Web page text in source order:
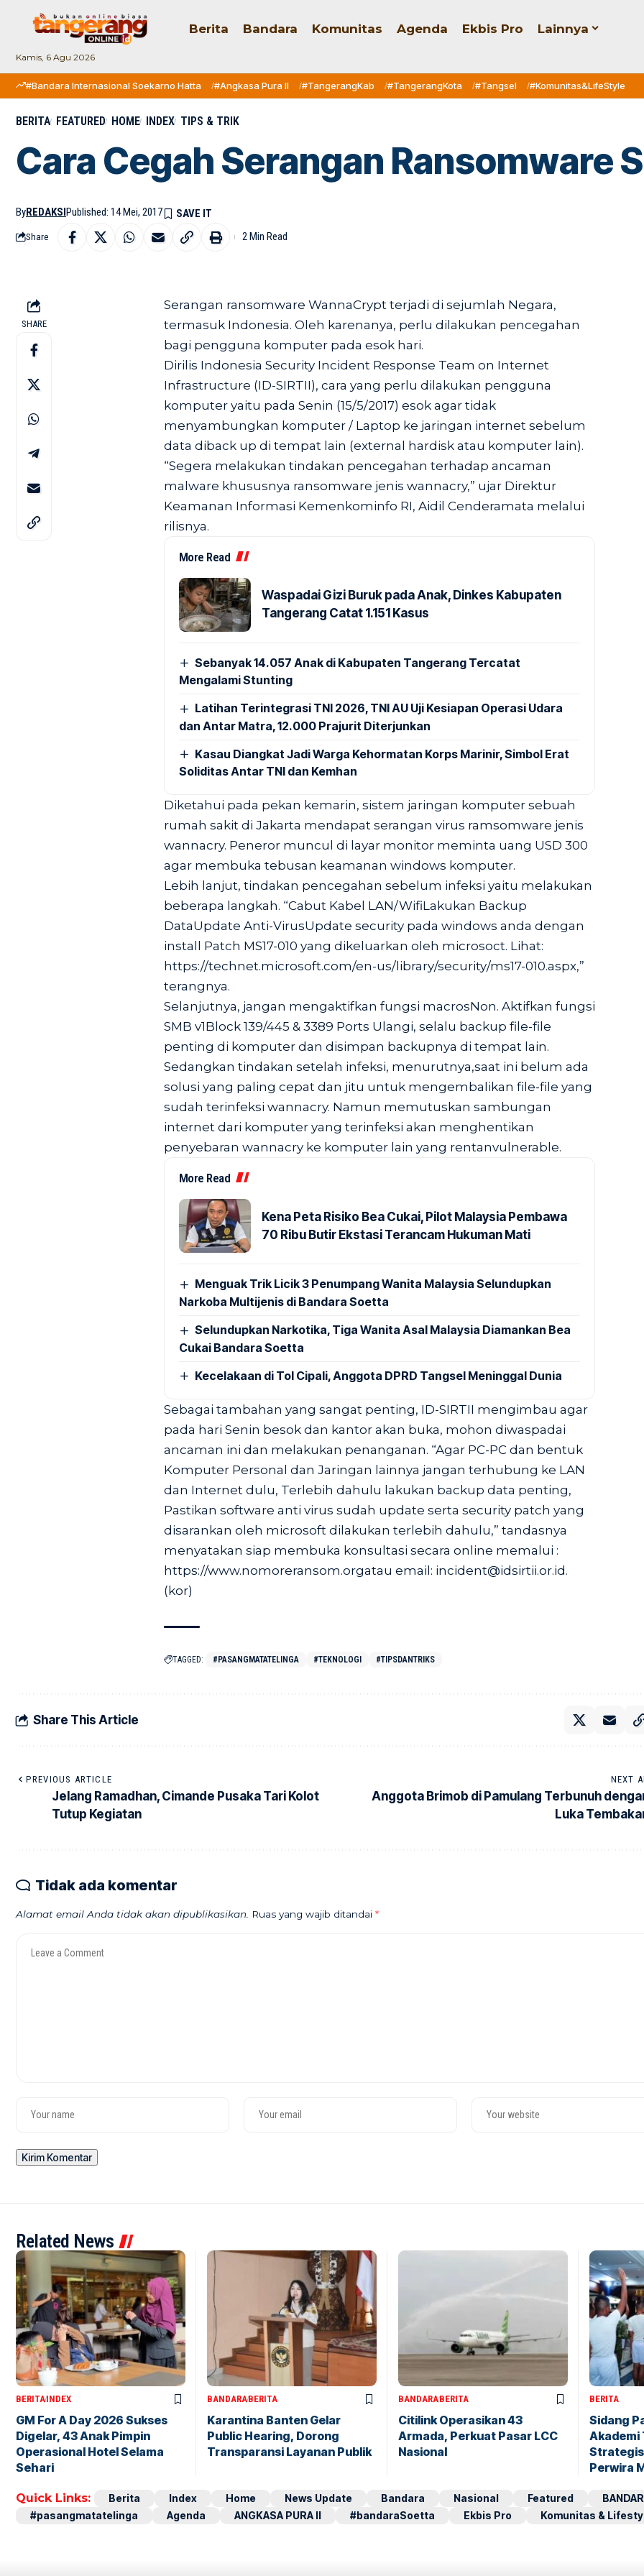
Kamis, 6 Agu 2026
Berita Bandara Komunitas Agenda Ekbis Pro Lainnya
#Bandara Internasional Soekarno Hatta #Angkasa Pura II #TangerangKab #TangerangKota #Tangsel #Komunitas&LifeStyle
BERITA FEATURED HOME INDEX TIPS & TRIK
Cara Cegah Serangan Ransomware
ByREDAKSIPublished: 14 Mei, 2017
Share 2 Min Read
SHARE
Serangan ransomware WannaCrypt terjadi di sejumlah Negara,
termasuk Indonesia. Oleh karenanya, perlu dilakukan pencegahan
bagi pengguna komputer pada esok hari.
Dirilis Indonesia Security Incident Response Team on Internet
Infrastructure (ID-SIRTII), cara yang perlu dilakukan pengguna
komputer yaitu pada Senin (15/5/2017) esok agar tidak
menyambungkan komputer / Laptop ke jaringan internet sebelum
data diback up di tempat lain (external hardisk atau komputer lain).
“Segera melakukan tindakan pencegahan terhadap ancaman
malware khususnya ransomware jenis wannacry,” ujar Direktur
Keamanan Informasi Kemenkominfo RI, Aidil Cenderamata melalui
rilisnya.
More Read
Waspadai Gizi Buruk pada Anak, Dinkes Kabupaten
Tangerang Catat 1.151 Kasus
Sebanyak 14.057 Anak di Kabupaten Tangerang Tercatat
Mengalami Stunting
Latihan Terintegrasi TNI 2026, TNI AU Uji Kesiapan Operasi Udara
dan Antar Matra, 12.000 Prajurit Diterjunkan
Kasau Diangkat Jadi Warga Kehormatan Korps Marinir, Simbol Erat
Soliditas Antar TNI dan Kemhan
Diketahui pada pekan kemarin, sistem jaringan komputer sebuah
rumah sakit di Jakarta mendapat serangan virus ramsomware jenis
wannacry. Peneror muncul di layar monitor meminta uang USD 300
agar membuka tebusan keamanan windows komputer.
Lebih lanjut, tindakan pencegahan sebelum infeksi yaitu melakukan
beberapa langkah. “Cabut Kabel LAN/WifiLakukan Backup
DataUpdate Anti-VirusUpdate security pada windows anda dengan
install Patch MS17-010 yang dikeluarkan oleh microsoct. Lihat:
https://technet.microsoft.com/en-us/library/security/ms17-010.aspx,”
terangnya.
Selanjutnya, jangan mengaktifkan fungsi macrosNon. Aktifkan fungsi
SMB v1Block 139/445 & 3389 Ports Ulangi, selalu backup file-file
penting di komputer dan disimpan backupnya di tempat lain.
Sedangkan tindakan setelah infeksi, menurutnya,saat ini belum ada
solusi yang paling cepat dan jitu untuk mengembalikan file-file yang
sudah terinfeksi wannacry. Namun memutuskan sambungan
internet dari komputer yang terinfeksi akan menghentikan
penyebaran wannacry ke komputer lain yang rentanvulnerable.
More Read
Kena Peta Risiko Bea Cukai, Pilot Malaysia Pembawa
70 Ribu Butir Ekstasi Terancam Hukuman Mati
Menguak Trik Licik 3 Penumpang Wanita Malaysia Selundupkan
Narkoba Multijenis di Bandara Soetta
Selundupkan Narkotika, Tiga Wanita Asal Malaysia Diamankan Bea
Cukai Bandara Soetta
Kecelakaan di Tol Cipali, Anggota DPRD Tangsel Meninggal Dunia
Sebagai tambahan yang sangat penting, ID-SIRTII mengimbau agar
pada hari Senin besok dan kantor akan buka, mohon diwaspadai
ancaman ini dan melakukan penanganan. “Agar PC-PC dan bentuk
Komputer Personal dan Jaringan lainnya jangan terhubung ke LAN
dan Internet dulu, Terlebih dahulu lakukan backup data penting,
Pastikan software anti virus sudah update serta security patch yang
disarankan oleh microsoft dilakukan terlebih dahulu,” tandasnya
menyatakan siap membuka konsultasi secara online memalui :
https://www.nomoreransom.orgatau email: incident@idsirtii.or.id.
(kor)
TAGGED: #PASANGMATATELINGA #TEKNOLOGI #TIPSDANTRIKS
Share This Article
PREVIOUS ARTICLE
Jelang Ramadhan, Cimande Pusaka Tari Kolot
Tutup Kegiatan
NEXT
Anggota Brimob di Pamulang Terbunuh
Luka
Tidak ada komentar
Alamat email Anda tidak akan dipublikasikan. Ruas yang wajib ditandai *
Related News
BERITAINDEX
GM For A Day 2026 Sukses
Digelar, 43 Anak Pimpin
Operasional Hotel Selama
Sehari
BANDARABERITA
Karantina Banten Gelar
Public Hearing, Dorong
Transparansi Layanan Publik
BANDARABERITA
Citilink Operasikan 43
Armada, Perkuat Pasar LCC
Nasional
BERITA
Sidang
Akademi
Perwira
Quick Links: Berita Index Home News Update Bandara Nasional Featured
#pasangmatatelinga
Agenda ANGKASA PURA II #bandaraSoetta Ekbis Pro Komunitas &